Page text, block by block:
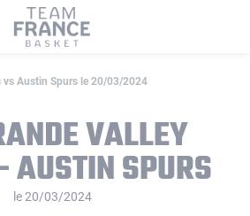
vs Austin Spurs le 20/03/2024
VALLEY
AUSTIN SPURS
le 20/03/2024